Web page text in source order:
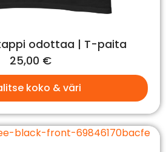
odottaa | T-paita
25,00 €
koko & väri